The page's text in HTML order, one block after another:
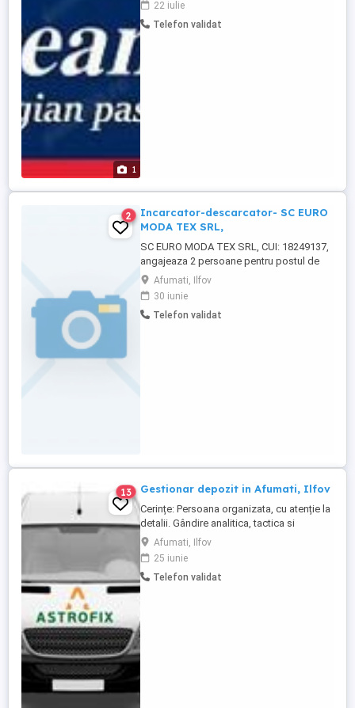
1
a face operaţii matematice simple fără
erori; - spirit de observaţie dezvoltat; -
22 iulie
Telefon validat
2
Incarcator-descarcator- SC EURO
MODA TEX SRL,
SC EURO MODA TEX SRL, CUI: 18249137,
angajeaza 2 persoane pentru postul de
Incarcator-descarcator( cod Cor - 933301)
. Titularul postului desfasoara operatiunile
de incarcare descarcar a marfii in depozit
si urmareste ca marfa introdusa in stocul
Afumati, Ilfov
30 iunie
Telefon validat
13 Gestionar depozit in Afumati, Ilfov
Cerințe: Persoana organizata, cu atenție la
detalii. Gândire analitica, tactica si
strategică Permis auto categoria B,
Atributii de serviciu: pregatire comenzi
clienti, receptie marfa, livrare marfa,
inventariere marfa Beneficii: pachet
Afumati, Ilfov
25 iunie
Telefon validat